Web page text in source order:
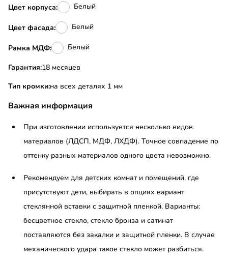
Цвет корпуса: Белый
Цвет фасада: Белый
Рамка МДФ: Белый
Гарантия:18 месяцев
Тип кромки:на всех деталях 1 мм
Важная информация
При изготовлении используется несколько видов
материалов (ЛДСП, МДФ, ЛХДФ). Точное совпадение по
оттенку разных материалов одного цвета невозможно.
Рекомендуем для детских комнат и помещений, где
присутствуют дети, выбирать в опциях вариант
стеклянной вставки с защитной пленкой. Варианты:
бесцветное стекло, стекло бронза и сатинат
поставляются без закалки и защитной пленки. В случае
механического удара такое стекло может разбиться.